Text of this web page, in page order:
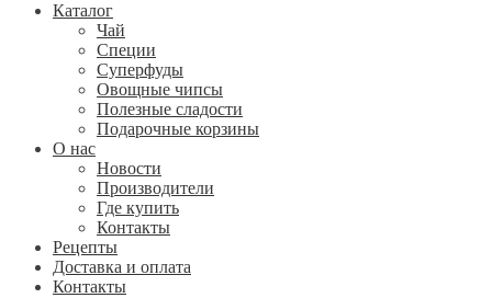
Каталог
Чай
Специи
Cуперфуды
Овощные чипсы
Полезные сладости
Подарочные корзины
О нас
Новости
Производители
Где купить
Контакты
Рецепты
Доставка и оплата
Контакты